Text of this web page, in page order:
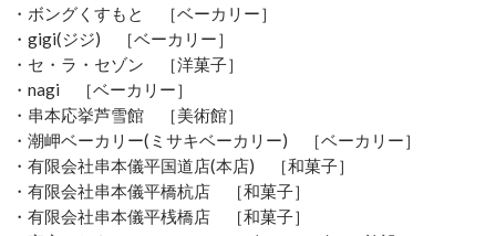
・ボングくすもと ［ベーカリー］
・gigi(ジジ) ［ベーカリー］
・セ・ラ・セゾン ［洋菓子］
・nagi ［ベーカリー］
・串本応挙芦雪館 ［美術館］
・潮岬ベーカリー(ミサキベーカリー) ［ベーカリー］
・有限会社串本儀平国道店(本店) ［和菓子］
・有限会社串本儀平橋杭店 ［和菓子］
・有限会社串本儀平桟橋店 ［和菓子］